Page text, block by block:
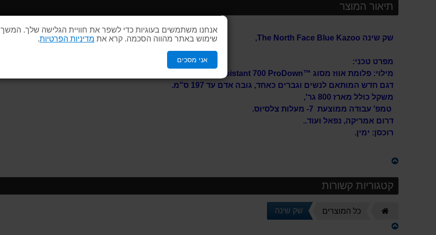
אנחנו משתמשים בעוגיות כדי לשפר את חוויית הגלישה שלך. המשך
שימוש באתר מהווה הסכמה. קרא את מדיניות הפרטיות
אני מסכים
תיאור המוצר
שק שינה The North Face Blue Kazoo,
מפרט טכני:
מילוי: פלומת אווז מסוג ™
water-resistant 700 ProDown.
דגם חדש המותאם לנשים וגברים כאחד, גובה אדם עד 197 ס"מ.
משקל כולל מארז 800 גר',
טמפ' עבודה ממוצעת 7- מעלות צלסיוס.
דרום אמריקה, נפאל ועוד..
רוכסן: ימין.
קטגוריות קשורות
כל המוצרים שק שינה